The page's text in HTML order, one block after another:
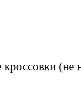
кроссовки (не